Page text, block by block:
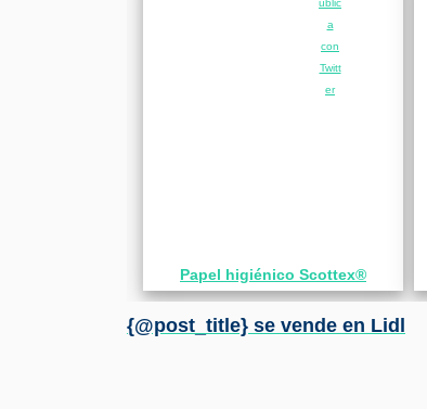
Papel higiénico Scottex®
{@post_title} se vende en Lidl